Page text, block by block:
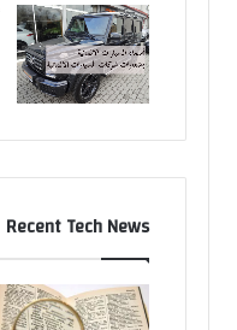
Recent Tech News